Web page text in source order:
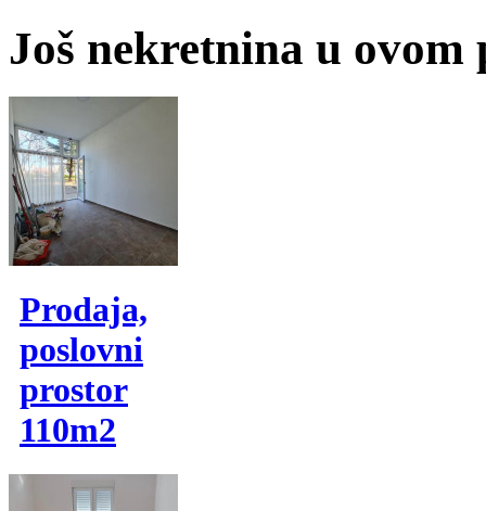
Još nekretnina u ovom
Prodaja,
poslovni
prostor
110m2